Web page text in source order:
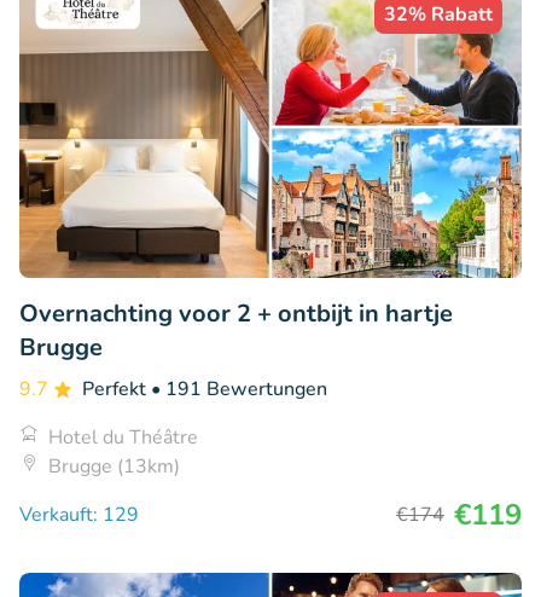
32% Rabatt
Overnachting voor 2 + ontbijt in hartje
Brugge
9.7 Perfekt • 191 Bewertungen
Hotel du Théâtre
Brugge (13km)
Verkauft: 129
€174 €119